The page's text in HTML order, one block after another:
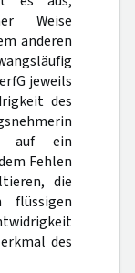
Weise
anderen
jeweils
des
auf ein
Fehlen
die
flüssigen
des